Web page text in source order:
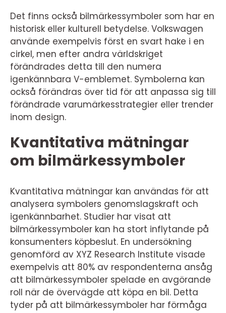
Det finns också bilmärkessymboler som har en
historisk eller kulturell betydelse. Volkswagen
använde exempelvis först en svart hake i en
cirkel, men efter andra världskriget
förändrades detta till den numera
igenkännbara V-emblemet. Symbolerna kan
också förändras över tid för att anpassa sig till
förändrade varumärkesstrategier eller trender
inom design.
Kvantitativa mätningar
om bilmärkessymboler
Kvantitativa mätningar kan användas för att
analysera symbolers genomslagskraft och
igenkännbarhet. Studier har visat att
bilmärkessymboler kan ha stort inflytande på
konsumenters köpbeslut. En undersökning
genomförd av XYZ Research Institute visade
exempelvis att 80% av respondenterna ansåg
att bilmärkessymboler spelade en avgörande
roll när de övervägde att köpa en bil. Detta
tyder på att bilmärkessymboler har förmåga